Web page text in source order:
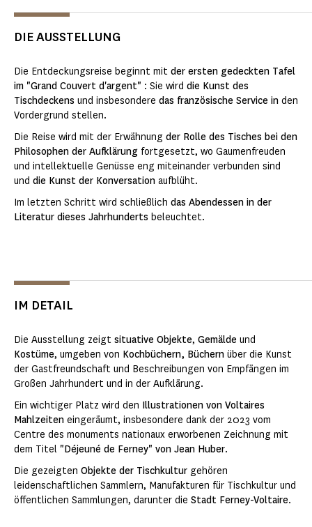
DIE AUSSTELLUNG
Die Entdeckungsreise beginnt mit der ersten gedeckten Tafel
im "Grand Couvert d'argent" : Sie wird die Kunst des
Tischdeckens und insbesondere das französische Service in den
Vordergrund stellen.
Die Reise wird mit der Erwähnung der Rolle des Tisches bei den
Philosophen der Aufklärung fortgesetzt, wo Gaumenfreuden
und intellektuelle Genüsse eng miteinander verbunden sind
und die Kunst der Konversation aufblüht.
Im letzten Schritt wird schließlich das Abendessen in der
Literatur dieses Jahrhunderts beleuchtet.
IM DETAIL
Die Ausstellung zeigt situative Objekte, Gemälde und
Kostüme, umgeben von Kochbüchern, Büchern über die Kunst
der Gastfreundschaft und Beschreibungen von Empfängen im
Großen Jahrhundert und in der Aufklärung.
Ein wichtiger Platz wird den Illustrationen von Voltaires
Mahlzeiten eingeräumt, insbesondere dank der 2023 vom
Centre des monuments nationaux erworbenen Zeichnung mit
dem Titel "Déjeuné de Ferney" von Jean Huber.
Die gezeigten Objekte der Tischkultur gehören
leidenschaftlichen Sammlern, Manufakturen für Tischkultur und
öffentlichen Sammlungen, darunter die Stadt Ferney-Voltaire.